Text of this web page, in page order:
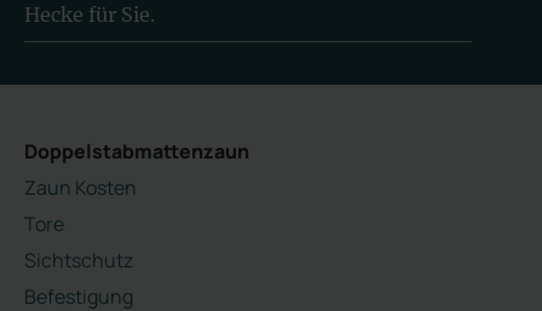
Hecke für Sie.
Doppelstabmattenzaun
Zaun Kosten
Tore
Sichtschutz
Befestigung